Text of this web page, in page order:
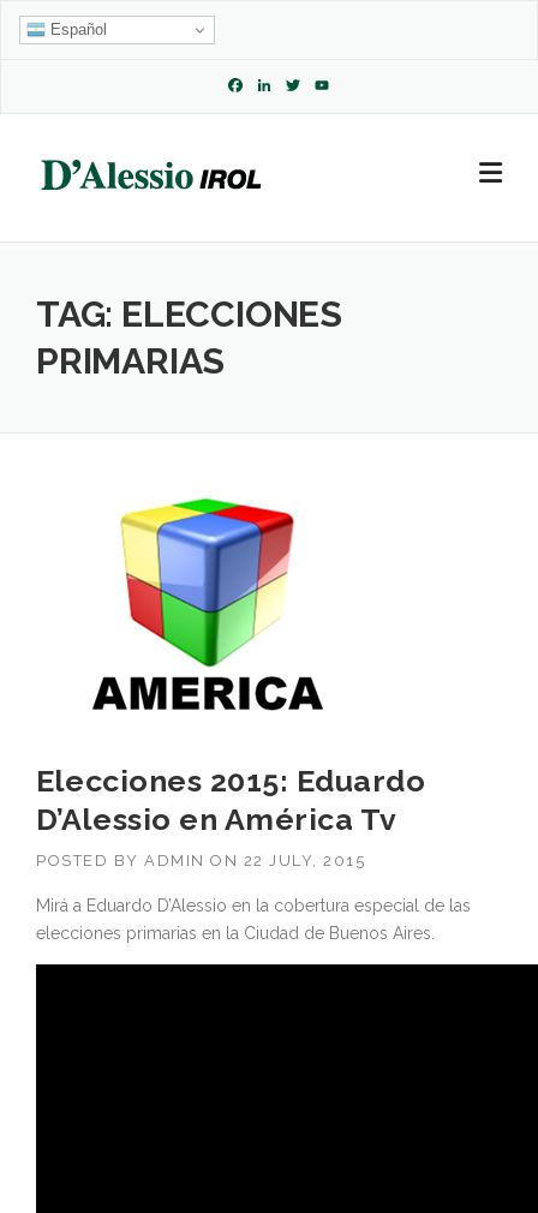
Skip
Español
Facebook
LinkedIn
Twitter
TAG: ELECCIONES
PRIMARIAS
Elecciones 2015: Eduardo
D’Alessio en América Tv
POSTED BY ADMIN ON 22 JULY, 2015
Mirá a Eduardo D’Alessio en la cobertura especial de las
elecciones primarias en la Ciudad de Buenos Aires.